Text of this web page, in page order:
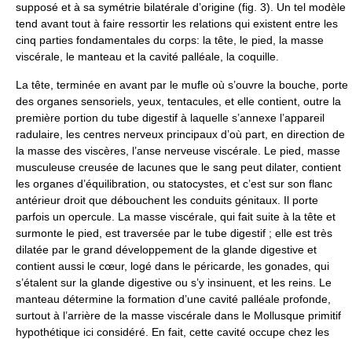
supposé et à sa symétrie bilatérale d’origine (fig. 3). Un tel modèle
tend avant tout à faire ressortir les relations qui existent entre les
cinq parties fondamentales du corps: la tête, le pied, la masse
viscérale, le manteau et la cavité palléale, la coquille.
La tête, terminée en avant par le mufle où s’ouvre la bouche, porte
des organes sensoriels, yeux, tentacules, et elle contient, outre la
première portion du tube digestif à laquelle s’annexe l’appareil
radulaire, les centres nerveux principaux d’où part, en direction de
la masse des viscères, l’anse nerveuse viscérale. Le pied, masse
musculeuse creusée de lacunes que le sang peut dilater, contient
les organes d’équilibration, ou statocystes, et c’est sur son flanc
antérieur droit que débouchent les conduits génitaux. Il porte
parfois un opercule. La masse viscérale, qui fait suite à la tête et
surmonte le pied, est traversée par le tube digestif ; elle est très
dilatée par le grand développement de la glande digestive et
contient aussi le cœur, logé dans le péricarde, les gonades, qui
s’étalent sur la glande digestive ou s’y insinuent, et les reins. Le
manteau détermine la formation d’une cavité palléale profonde,
surtout à l’arrière de la masse viscérale dans le Mollusque primitif
hypothétique ici considéré. En fait, cette cavité occupe chez les